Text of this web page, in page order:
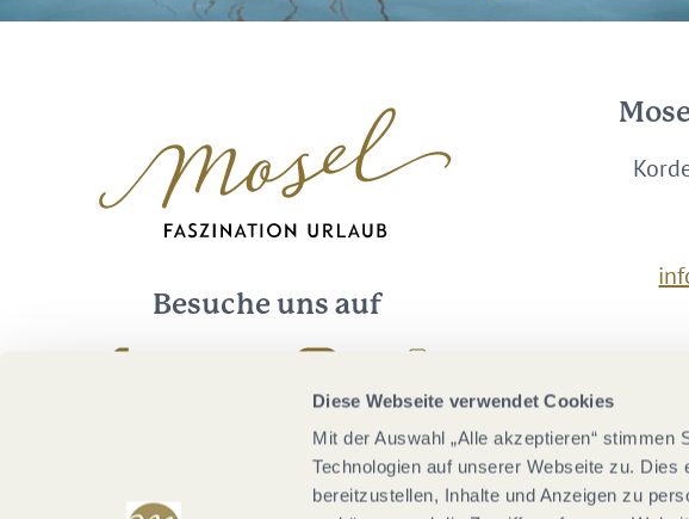
Diese Webseite verwendet Cookies
Mit der Auswahl „Alle akzeptieren“
Technologien auf unserer Webseite zu.
bereitzustellen, Inhalte und Anzeigen zu
Besuche uns auf